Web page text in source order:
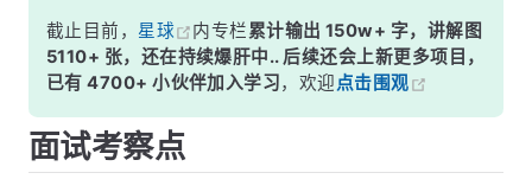
截止目前， 星球 内专栏累计输出 150w+ 字，讲解图
5110+ 张，还在持续爆肝中.. 后续还会上新更多项目，
已有 4700+ 小伙伴加入学习，欢迎点击围观
面试考察点